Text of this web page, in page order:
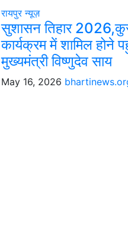
रायपुर न्यूज़
सुशासन तिहार
कार्यक्रम में शामिल होने
मुख्यमंत्री विष्णुदेव साय
May 16, 2026